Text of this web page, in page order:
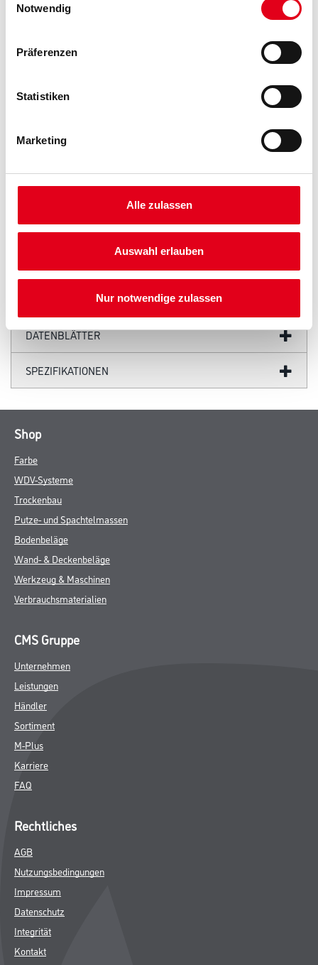
Notwendig
Präferenzen
Statistiken
Marketing
Alle zulassen
Auswahl erlauben
Nur notwendige zulassen
PRODUKTEIGENSCHAFTEN
Produkteigenschaft
- Gutes Eindringvermögen
- Hohe Wetterbeständigkeit
- Angenehm zu verarbeiten
- Wenig anfällig gegen Mikroorganismen und Oberflächenpilze
- Schweiß- und Speichelfest
Verarbeitungstemp./Luftfeuchte
Mindestens + 5°C, sowohl Luft- als auch Untergrundtemperatur.
- Maximale Holzfeuchte: 18%
- 4 Std. staubtrocken
Trockenzeit erheblich.
Verbrauch
- Hobelware 6 - 10 m²/Liter
möglich.
ZUSATZINFOS
DATENBLÄTTER
SPEZIFIKATIONEN
Shop
Bodenbeläge
Wand- & Deckenbeläge
Werkzeug & Maschinen
Verbrauchsmaterialien
CMS Gruppe